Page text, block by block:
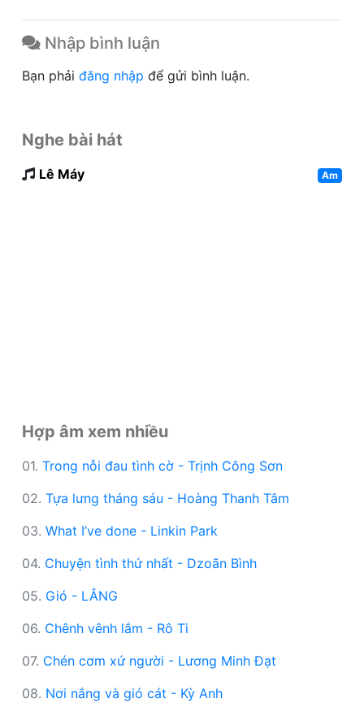
Nhập bình luận
Bạn phải đăng nhập để gửi bình luận.
Nghe bài hát
Lê Máy Am
Hợp âm xem nhiều
01. Trong nỗi đau tình cờ - Trịnh Công Sơn
02. Tựa lưng tháng sáu - Hoàng Thanh Tâm
03. What I’ve done - Linkin Park
04. Chuyện tình thứ nhất - Dzoãn Bình
05. Gió - LẮNG
06. Chênh vênh lắm - Rô Ti
07. Chén cơm xứ người - Lương Minh Đạt
08. Nơi nắng và gió cát - Kỳ Anh